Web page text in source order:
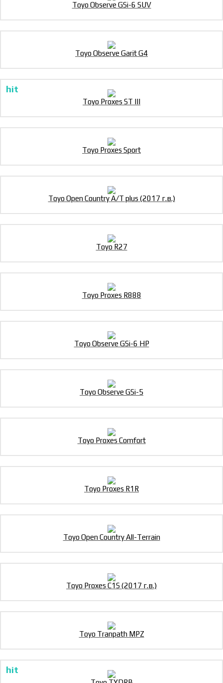
Toyo Observe GSi-6 SUV
Toyo Observe Garit G4
Toyo Proxes ST III
Toyo Proxes Sport
Toyo Open Country A/T plus (2017 г.в.)
Toyo R27
Toyo Proxes R888
Toyo Observe GSi-6 HP
Toyo Observe GSi-5
Toyo Proxes Comfort
Toyo Proxes R1R
Toyo Open Country All-Terrain
Toyo Proxes C1S (2017 г.в.)
Toyo Tranpath MPZ